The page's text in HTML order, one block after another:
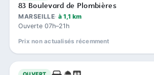
83 Boulevard de Plombières
MARSEILLE à 1,1 km
Ouverte 07h–21h
Prix non actualisés récemment